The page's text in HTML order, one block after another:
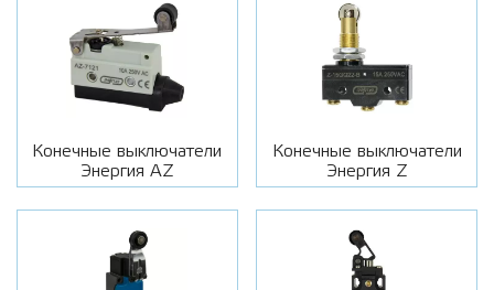
Конечные выключатели
Энергия AZ
Конечные выключатели
Энергия Z